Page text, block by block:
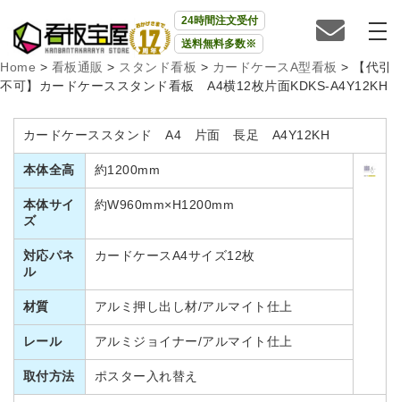
24時間注文受付
送料無料多数※
Home > 看板通販 > スタンド看板 > カードケースA型看板 >
【代引
不可】カードケーススタンド看板 A4横12枚片面KDKS-A4Y12KH
カードケーススタンド A4 片面 長足 A4Y12KH
本体全高 約1200mm
本体サイ
ズ
約W960mm×H1200mm
対応パネ
ル
カードケースA4サイズ12枚
材質 アルミ押し出し材/アルマイト仕上
レール アルミジョイナー/アルマイト仕上
取付方法 ポスター入れ替え